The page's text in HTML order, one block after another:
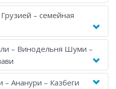
Грузии. Не
недели в двух
и тогда они подарят
останутся с вами на
– семейная
– Винодельня Шуми –
– Ананури – Казбеги